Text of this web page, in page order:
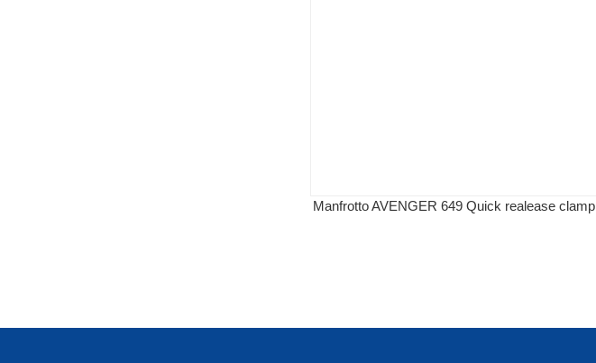
Manfrotto AVENGER 649 Quick realease clamp